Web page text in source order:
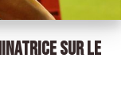
SUR LE